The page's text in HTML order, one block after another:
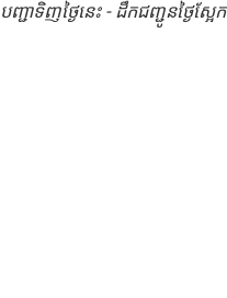
បញ្ជាទិញថ្ងៃនេះ - ដឹកជញ្ជូនថ្ងៃស្អែក